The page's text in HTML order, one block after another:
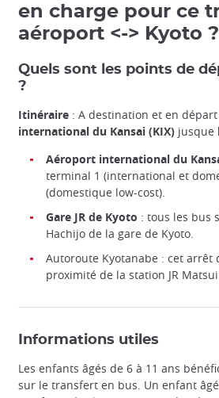
en charge pour ce
aéroport <-> Kyoto ?
Quels sont les points de
?
Itinéraire : A destination et en
international du Kansai (KIX) jusque
Aéroport international du
terminal 1 (international et
(domestique low-cost).
Gare JR de Kyoto : tous les bus
Hachijo de la gare de Kyoto.
Autoroute Kyotanabe : cet arrêt
proximité de la station JR
Informations utiles
Les enfants âgés de 6 à 11 ans
sur le transfert en bus. Un enfant